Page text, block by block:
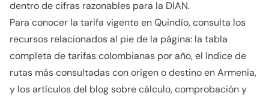
dentro de cifras razonables para la DIAN.
Para conocer la tarifa vigente en Quindío, consulta los
recursos relacionados al pie de la página: la tabla
completa de tarifas colombianas por año, el índice de
rutas más consultadas con origen o destino en Armenia,
y los artículos del blog sobre cálculo, comprobación y